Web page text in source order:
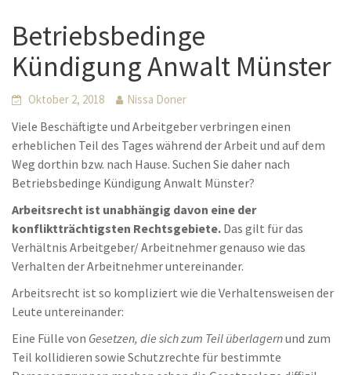
Betriebsbedinge
Kündigung Anwalt Münster
Oktober 2, 2018 Nissa Doner
Viele Beschäftigte und Arbeitgeber verbringen einen
erheblichen Teil des Tages während der Arbeit und auf dem
Weg dorthin bzw. nach Hause. Suchen Sie daher nach
Betriebsbedinge Kündigung Anwalt Münster?
Arbeitsrecht ist unabhängig davon eine der
konfliktträchtigsten Rechtsgebiete. Das gilt für das
Verhältnis Arbeitgeber/ Arbeitnehmer genauso wie das
Verhalten der Arbeitnehmer untereinander.
Arbeitsrecht ist so kompliziert wie die Verhaltensweisen der
Leute untereinander:
Eine Fülle von Gesetzen, die sich zum Teil überlagernund zum
Teil kollidieren sowie Schutzrechte für bestimmte